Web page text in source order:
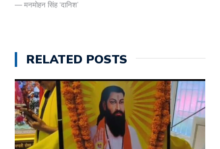
— मनमोहन सिंह ‘दानिश’
RELATED POSTS